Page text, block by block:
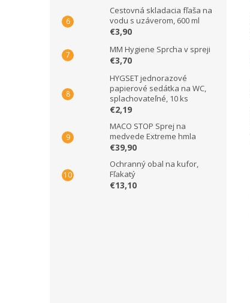
Cestovná skladacia fľaša na
vodu s uzáverom, 600 ml
€3,90
MM Hygiene Sprcha v spreji
€3,70
HYGSET jednorazové
papierové sedátka na WC,
splachovateľné, 10 ks
€2,19
MACO STOP Sprej na
medvede Extreme hmla
€39,90
Ochranný obal na kufor,
Fľakatý
€13,10